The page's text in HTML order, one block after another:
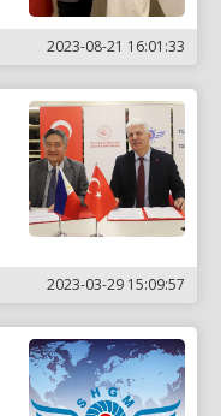
2023-08-21 16:01:33
2023-03-29 15:09:57